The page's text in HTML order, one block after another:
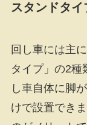
スタンドタ
回し車には主
タイプ」の2種
し車自体に脚
けで設置でき